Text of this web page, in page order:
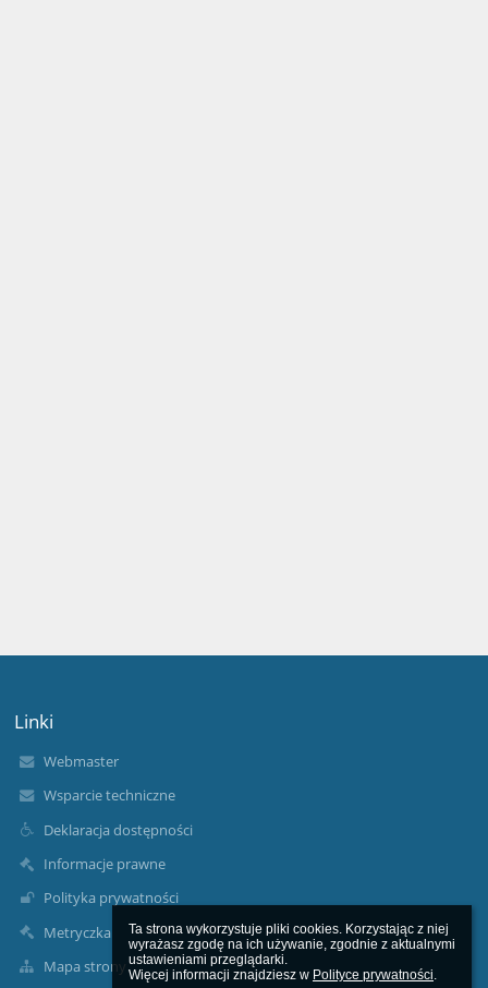
Ta strona wykorzystuje pliki cookies. Korzystając z niej
wyrażasz zgodę na ich używanie, zgodnie z aktualnymi
ustawieniami przeglądarki.
Więcej informacji znajdziesz w Polityce prywatności.
Linki
Webmaster
Wsparcie techniczne
Deklaracja dostępności
Informacje prawne
Polityka prywatności
Metryczka
Mapa strony